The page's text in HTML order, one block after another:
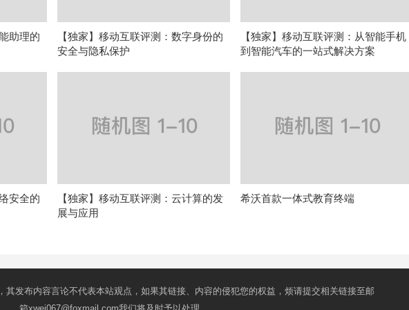
助理的
【独家】移动互联评测：数字身份的
安全与隐私保护
【独家】移动互联评测：从智能手机
到智能汽车的一站式解决方案
安全的
【独家】移动互联评测：云计算的发
展与应用
希沃首款一体式教育终端
其发布内容言论不代表本站观点，如果其链接、内容的侵犯您的权益，烦请提交相关链接至邮